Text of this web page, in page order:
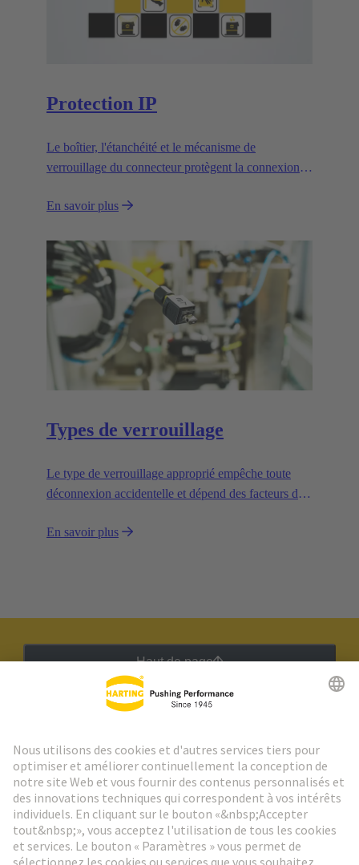
Protection IP
Le boîtier, l'étanchéité et le mécanisme de
verrouillage du connecteur protègent la connexion
En savoir plus
Types de verrouillage
Le type de verrouillage approprié empêche toute
déconnexion accidentelle et dépend des facteurs de
En savoir plus
Haut de page
Aller à l'inscription